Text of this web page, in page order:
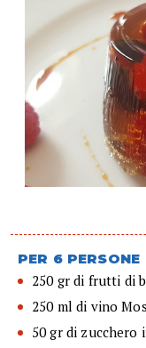
PER 6 PERSONE
250 gr di frutti di
250 ml di vino
50 gr di zucchero